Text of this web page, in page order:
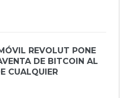
REVOLUT PONE
DE BITCOIN AL
CUALQUIER